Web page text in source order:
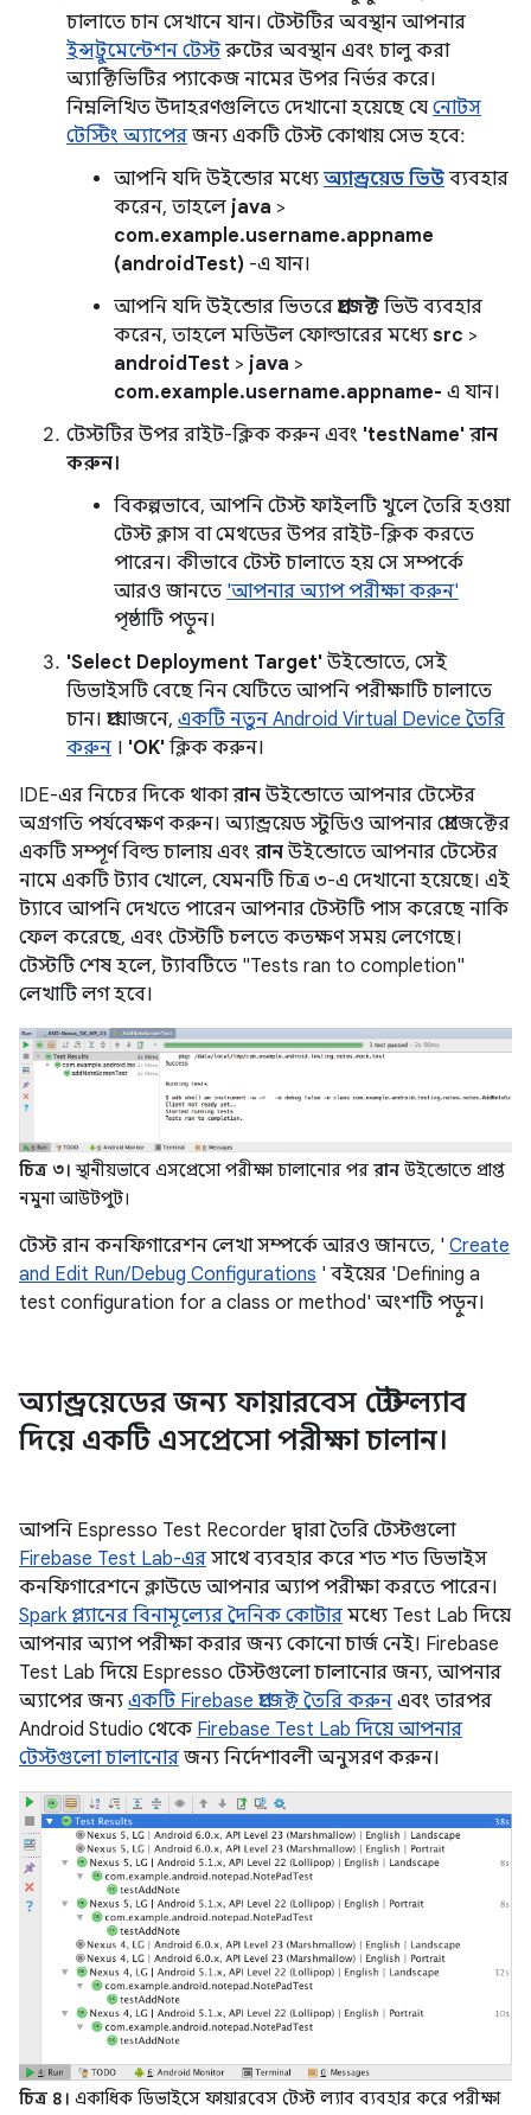
চালাতে চান সেখানে যান। টেস্টটির অবস্থান আপনার
ইন্সট্রুমেন্টেশন টেস্টরুটের অবস্থান এবং চালু করা
অ্যাক্টিভিটির প্যাকেজ নামের উপর নির্ভর করে।
নিম্নলিখিত উদাহরণগুলিতে দেখানো হয়েছে যে নোটস
টেস্টিং অ্যাপের জন্য একটি টেস্ট কোথায় সেভ হবে:
আপনি যদি উইন্ডোর মধ্যে অ্যান্ড্রয়েড ভিউ ব্যবহার
করেন, তাহলে java >
com.example.username.appname
(androidTest) -এ যান।
আপনি যদি উইন্ডোর ভিতরে প্রজেক্ট ভিউ ব্যবহার
করেন, তাহলে মডিউল ফোল্ডারের মধ্যে src >
androidTest > java >
com.example.username.appname- এ যান।
টেস্টটির উপর রাইট-ক্লিক করুন এবং 'testName' রান
করুন।
বিকল্পভাবে, আপনি টেস্ট ফাইলটি খুলে তৈরি হওয়া
টেস্ট ক্লাস বা মেথডের উপর রাইট-ক্লিক করতে
পারেন। কীভাবে টেস্ট চালাতে হয় সে সম্পর্কে
আরও জানতে 'আপনার অ্যাপ পরীক্ষা করুন'
পৃষ্ঠাটি পড়ুন।
'Select Deployment Target' উইন্ডোতে, সেই
ডিভাইসটি বেছে নিন যেটিতে আপনি পরীক্ষাটি চালাতে
চান। প্রয়োজনে, একটি নতুন Android Virtual Device তৈরি
করুন । 'OK' ক্লিক করুন।
IDE-এর নিচের দিকে থাকারান উইন্ডোতে আপনার টেস্টের
অগ্রগতি পর্যবেক্ষণ করুন। অ্যান্ড্রয়েড স্টুডিও আপনার প্রোজেক্টের
একটি সম্পূর্ণ বিল্ড চালায় এবং রান উইন্ডোতে আপনার টেস্টের
নামে একটি ট্যাব খোলে, যেমনটি চিত্র ৩-এ দেখানো হয়েছে। এই
ট্যাবে আপনি দেখতে পারেন আপনার টেস্টটি পাস করেছে নাকি
ফেল করেছে, এবং টেস্টটি চলতে কতক্ষণ সময় লেগেছে।
টেস্টটি শেষ হলে, ট্যাবটিতে "Tests ran to completion"
লেখাটি লগ হবে।
চিত্র ৩। স্থানীয়ভাবে এসপ্রেসো পরীক্ষা চালানোর পর রান উইন্ডোতে প্রাপ্ত
নমুনা আউটপুট।
টেস্ট রান কনফিগারেশন লেখা সম্পর্কে আরও জানতে, ' Create
and Edit Run/Debug Configurations ' বইয়ের 'Defining a
test configuration for a class or method' অংশটি পড়ুন।
অ্যান্ড্রয়েডের জন্য ফায়ারবেস টেস্ট ল্যাব
দিয়ে একটি এসপ্রেসো পরীক্ষা চালান।
আপনি Espresso Test Recorder দ্বারা তৈরি টেস্টগুলো
Firebase Test Lab-এর সাথে ব্যবহার করে শত শত ডিভাইস
কনফিগারেশনে ক্লাউডে আপনার অ্যাপ পরীক্ষা করতে পারেন।
Spark প্ল্যানের বিনামূল্যের দৈনিক কোটার মধ্যে Test Lab দিয়ে
আপনার অ্যাপ পরীক্ষা করার জন্য কোনো চার্জ নেই। Firebase
Test Lab দিয়ে Espresso টেস্টগুলো চালানোর জন্য, আপনার
অ্যাপের জন্য একটি Firebase প্রজেক্ট তৈরি করুন এবং তারপর
Android Studio থেকে Firebase Test Lab দিয়ে আপনার
টেস্টগুলো চালানোর জন্য নির্দেশাবলী অনুসরণ করুন।
চিত্র ৪। একাধিক ডিভাইসে ফায়ারবেস টেস্ট ল্যাব ব্যবহার করে পরীক্ষা